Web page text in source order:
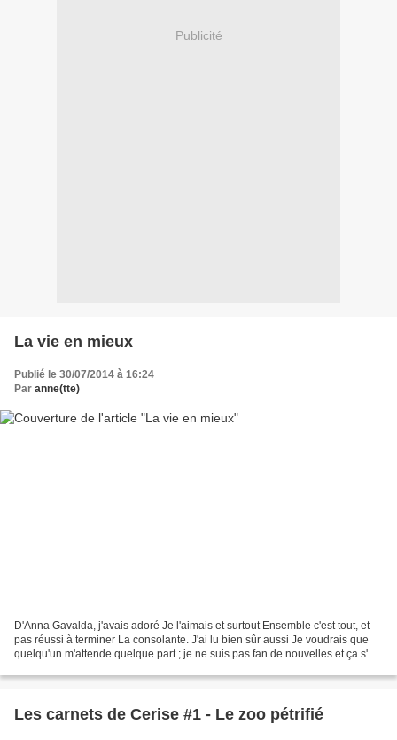
Publicité
La vie en mieux
Publié le 30/07/2014 à 16:24
Par anne(tte)
D'Anna Gavalda, j'avais adoré Je l'aimais et surtout Ensemble c'est tout, et
pas réussi à terminer La consolante. J'ai lu bien sûr aussi Je voudrais que
quelqu'un m'attende quelque part ; je ne suis pas fan de nouvelles et ça s'est
Les carnets de Cerise #1 - Le zoo pétrifié